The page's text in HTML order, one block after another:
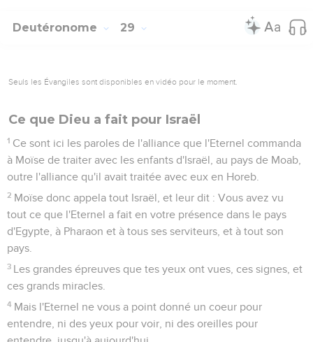
Deutéronome 29
Seuls les Évangiles sont disponibles en vidéo pour le moment.
Ce que Dieu a fait pour Israël
1 Ce sont ici les paroles de l'alliance que l'Eternel commanda
à Moïse de traiter avec les enfants d'Israël, au pays de Moab,
outre l'alliance qu'il avait traitée avec eux en Horeb.
2 Moïse donc appela tout Israël, et leur dit : Vous avez vu
tout ce que l'Eternel a fait en votre présence dans le pays
d'Egypte, à Pharaon et à tous ses serviteurs, et à tout son
pays.
3 Les grandes épreuves que tes yeux ont vues, ces signes, et
ces grands miracles.
4 Mais l'Eternel ne vous a point donné un coeur pour
entendre, ni des yeux pour voir, ni des oreilles pour